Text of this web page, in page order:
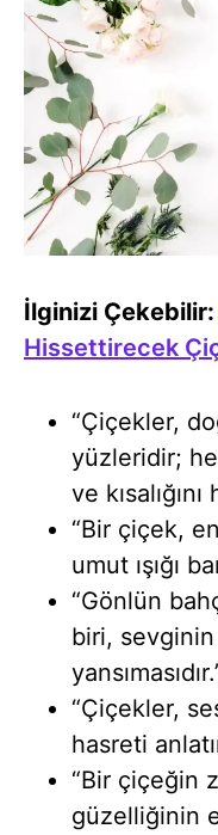
İlginizi Çekebilir:
Hissettirecek
“Çiçekler,
yüzleridir;
ve kısalığını
“Bir çiçek,
umut ışığı
“Gönlün
biri,
“Çiçekler,
hasreti
“Bir çiçeğin
güzelliğinin